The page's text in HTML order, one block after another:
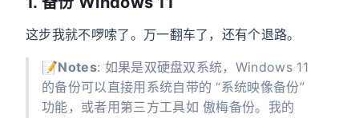
这步我就不啰嗦了。万一翻车了，还有个退路。
📝Notes: 如果是双硬盘双系统，Windows 11
的备份可以直接用系统自带的 “系统映像备份”
功能，或者用第三方工具如 傲梅备份。我的